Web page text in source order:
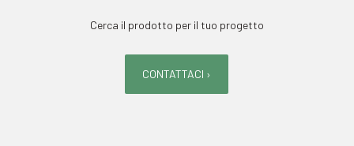
Cerca il prodotto per il tuo progetto
CONTATTACI ›